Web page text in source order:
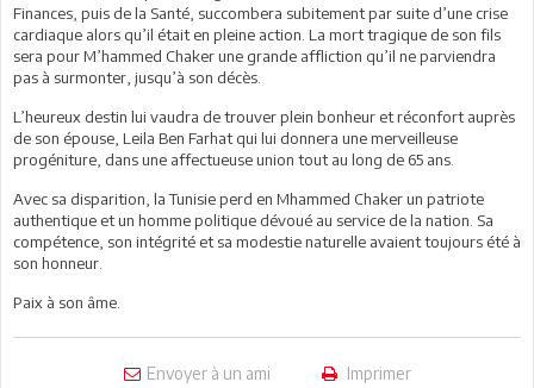
Finances, puis de la Santé, succombera subitement par suite d’une crise
cardiaque alors qu’il était en pleine action. La mort tragique de son fils
sera pour M’hammed Chaker une grande affliction qu’il ne parviendra
pas à surmonter, jusqu’à son décès.
L’heureux destin lui vaudra de trouver plein bonheur et réconfort auprès
de son épouse, Leila Ben Farhat qui lui donnera une merveilleuse
progéniture, dans une affectueuse union tout au long de 65 ans.
Avec sa disparition, la Tunisie perd en Mhammed Chaker un patriote
authentique et un homme politique dévoué au service de la nation. Sa
compétence, son intégrité et sa modestie naturelle avaient toujours été à
son honneur.
Paix à son âme.
Envoyer à un ami Imprimer